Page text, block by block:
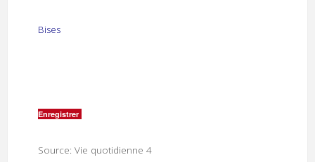
Bises
Enregistrer
Source: Vie quotidienne 4